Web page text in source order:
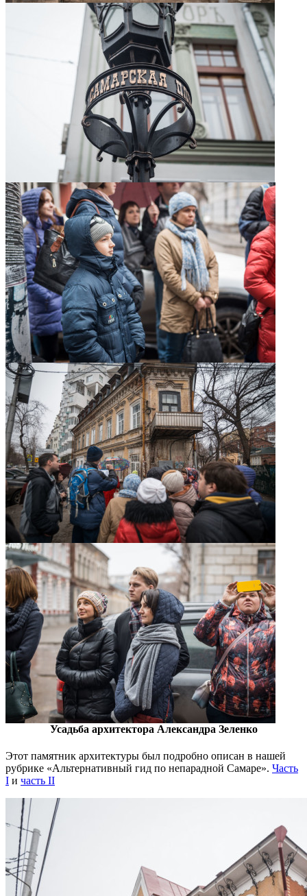
Усадьба архитектора Александра Зеленко
Этот памятник архитектуры был подробно описан в нашей
рубрике «Альтернативный гид по непарадной Самаре». Часть
I и часть II